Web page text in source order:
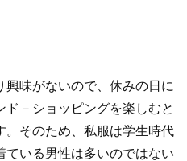
味がないので、休みの日に
－ショッピングを楽しむと
。そのため、私服は学生時代
いる男性は多いのではない